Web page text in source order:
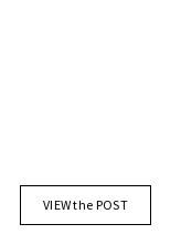
VIEW the POST